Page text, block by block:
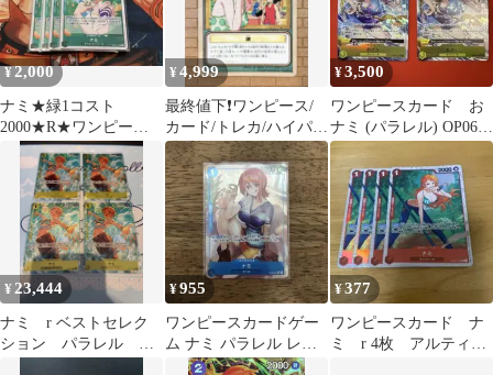
¥2,000
ナミ★緑1コスト
2000★R★ワンピース
カード★EB2★アニコ
¥4,999
最終値下❗️ワンピース/
カード/トレカ/ハイパー
バトル/MSW03
¥3,500
ワンピースカード お
ナミ (パラレル) OP06-
101 2枚
¥ 23,444
ナミ r ベストセレク
ション パラレル
¥955
ワンピースカードゲー
ム ナミ パラレル レア
¥377
ワンピースカード ナ
ミ r 4枚 アルティメ